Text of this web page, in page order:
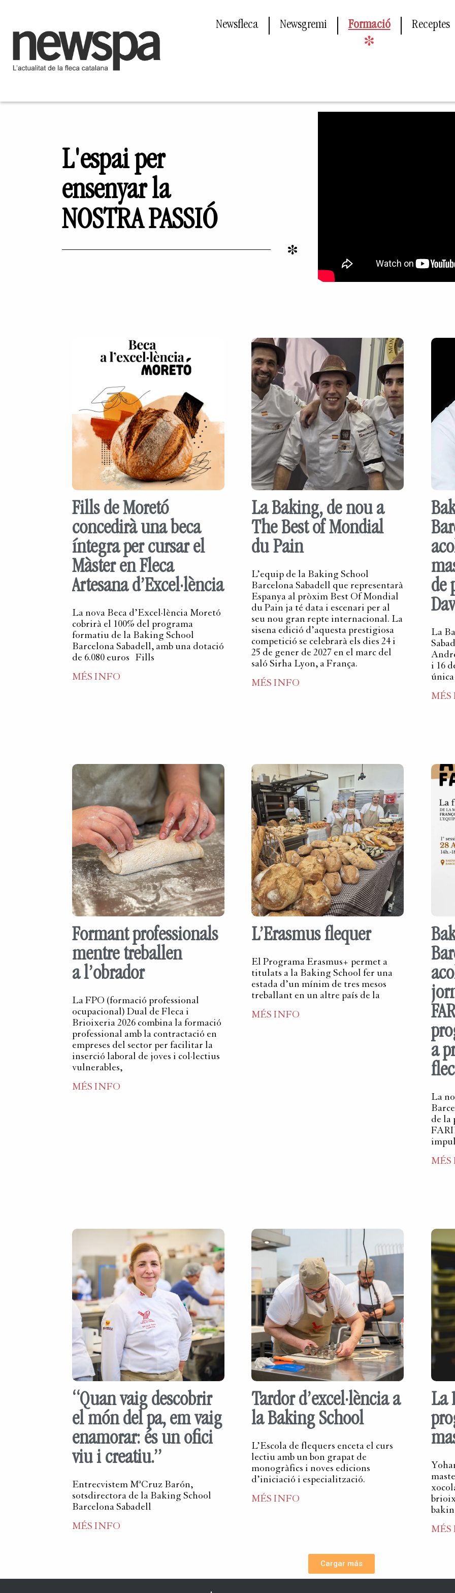
Newsfleca Newsgremi Formació Receptes
L'espai per
ensenyar la
NOSTRA PASSIÓ
Fills de Moretó
concedirà una beca
íntegra per cursar el
Màster en Fleca
Artesana d’Excel·lència
La nova Beca d’Excel·lència Moretó
cobrirà el 100% del programa
formatiu de la Baking School
Barcelona Sabadell, amb una dotació
de 6.080 euros Fills
MÉS INFO
La Baking, de nou a
The Best of Mondial
du Pain
L’equip de la Baking School
Barcelona Sabadell que representarà
Espanya al pròxim Best Of Mondial
du Pain ja té data i escenari per al
seu nou gran repte internacional. La
sisena edició d’aquesta prestigiosa
competició se celebrarà els dies 24 i
25 de gener de 2027 en el marc del
saló Sirha Lyon, a França.
MÉS INFO
de
La
i 16
Formant professionals
mentre treballen
a l’obrador
La FPO (formació professional
ocupacional) Dual de Fleca i
Brioixeria 2026 combina la formació
professional amb la contractació en
empreses del sector per facilitar la
inserció laboral de joves i col·lectius
vulnerables,
MÉS INFO
L’Erasmus flequer
El Programa Erasmus+ permet a
titulats a la Baking School fer una
estada d’un mínim de tres mesos
treballant en un altre país de la
MÉS INFO
a
La
de la
“Quan vaig descobrir
el món del pa, em vaig
enamorar: és un ofici
viu i creatiu.”
Entrecvistem MªCruz Barón,
sotsdirectora de la Baking School
Barcelona Sabadell
MÉS INFO
Tardor d’excel·lència a
la Baking School
L’Escola de flequers enceta el curs
lectiu amb un bon grapat de
monogràfics i noves edicions
d’iniciació i especialització.
MÉS INFO
La
Cargar más